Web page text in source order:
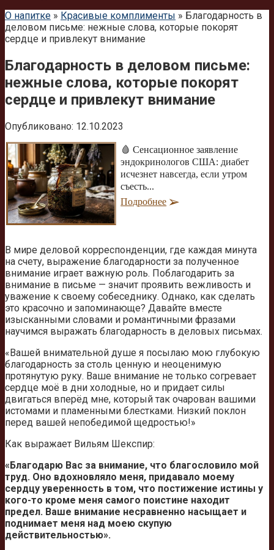
О напитке » Красивые комплименты » Благодарность в
деловом письме: нежные слова, которые покорят
сердце и привлекут внимание
Благодарность в деловом письме:
нежные слова, которые покорят
сердце и привлекут внимание
Опубликовано: 12.10.2023
🩸 Сенсационное заявление
эндокринологов США: диабет
исчезнет навсегда, если утром
съесть...
Подробнее
В мире деловой корреспонденции, где каждая минута
на счету, выражение благодарности за полученное
внимание играет важную роль. Поблагодарить за
внимание в письме — значит проявить вежливость и
уважение к своему собеседнику. Однако, как сделать
это красочно и запоминающе? Давайте вместе
изысканными словами и романтичными фразами
научимся выражать благодарность в деловых письмах.
«Вашей внимательной душе я посылаю мою глубокую
благодарность за столь ценную и неоценимую
протянутую руку. Ваше внимание не только согревает
сердце моё в дни холодные, но и придает силы
двигаться вперёд мне, который так очарован вашими
истомами и пламенными блестками. Низкий поклон
перед вашей непобедимой щедростью!»
Как выражает Вильям Шекспир:
«Благодарю Вас за внимание, что благословило мой
труд. Оно вдохновляло меня, придавало моему
сердцу уверенность в том, что постижение истины у
кого-то кроме меня самого поистине находит
предел. Ваше внимание несравненно насыщает и
поднимает меня над моею скупую
действительностью».